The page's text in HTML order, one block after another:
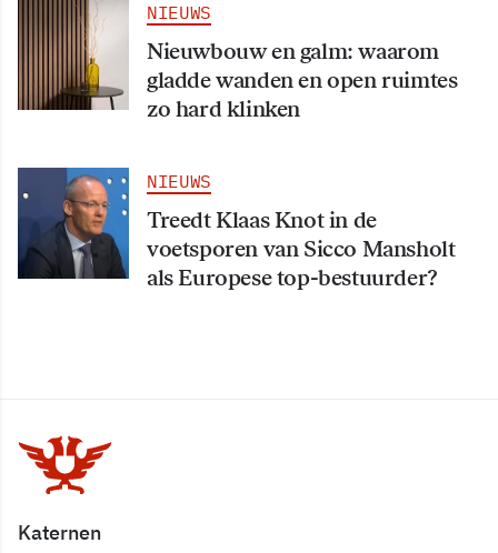
NIEUWS
Nieuwbouw en galm: waarom
gladde wanden en open ruimtes
zo hard klinken
NIEUWS
Treedt Klaas Knot in de
voetsporen van Sicco Mansholt
als Europese top-bestuurder?
Katernen